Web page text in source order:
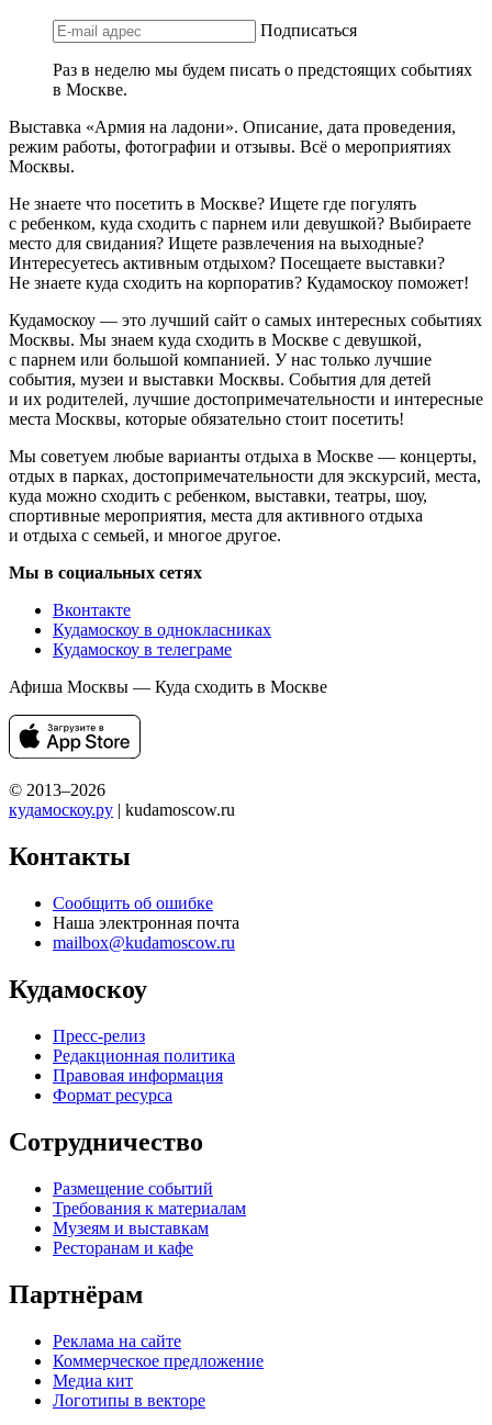
Подписаться
Раз в неделю мы будем писать о предстоящих событиях
в Москве.
Выставка «Армия на ладони». Описание, дата проведения,
режим работы, фотографии и отзывы. Всё о мероприятиях
Москвы.
Не знаете что посетить в Москве? Ищете где погулять
с ребенком, куда сходить с парнем или девушкой? Выбираете
место для свидания? Ищете развлечения на выходные?
Интересуетесь активным отдыхом? Посещаете выставки?
Не знаете куда сходить на корпоратив? Кудамоскоу поможет!
Кудамоскоу — это лучший сайт о самых интересных событиях
Москвы. Мы знаем куда сходить в Москве с девушкой,
с парнем или большой компанией. У нас только лучшие
события, музеи и выставки Москвы. События для детей
и их родителей, лучшие достопримечательности и интересные
места Москвы, которые обязательно стоит посетить!
Мы советуем любые варианты отдыха в Москве — концерты,
отдых в парках, достопримечательности для экскурсий, места,
куда можно сходить с ребенком, выставки, театры, шоу,
спортивные мероприятия, места для активного отдыха
и отдыха с семьей, и многое другое.
Мы в социальных сетях
Вконтакте
Кудамоскоу в однокласниках
Кудамоскоу в телеграме
Афиша Москвы — Куда сходить в Москве
© 2013–2026
кудамоскоу.ру | kudamoscow.ru
Контакты
Сообщить об ошибке
Наша электронная почта
mailbox@kudamoscow.ru
Кудамоскоу
Пресс-релиз
Редакционная политика
Правовая информация
Формат ресурса
Сотрудничество
Размещение событий
Требования к материалам
Музеям и выставкам
Ресторанам и кафе
Партнёрам
Реклама на сайте
Коммерческое предложение
Медиа кит
Логотипы в векторе